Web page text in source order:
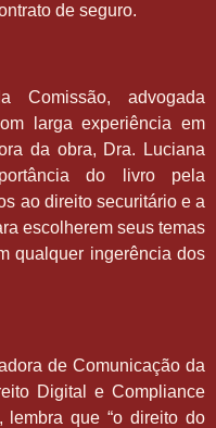
de seguro.
Comissão, advogada
larga experiência em
da obra, Dra. Luciana
do livro pela
ao direito securitário e a
escolherem seus temas
qualquer ingerência dos
de Comunicação da
Digital e Compliance
lembra que “o direito do